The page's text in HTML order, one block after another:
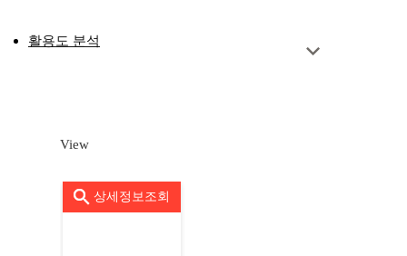
활용도 분석
View
상세정보조회